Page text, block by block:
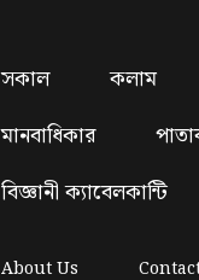
সকাল কলাম
মানবাধিকার
বিজ্ঞানী ক্যাবেলকান্টি
About Us